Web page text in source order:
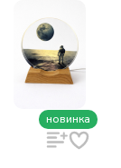
новинка